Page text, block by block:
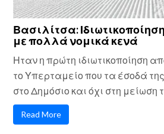
Βασιλίτσα:
με πολλά νομικά κενά
Ηταν η πρώτη ιδιωτικοποίηση
το Υπερταμείο που τα έσοδά
στο Δημόσιο και όχι στη μείωση
Read More